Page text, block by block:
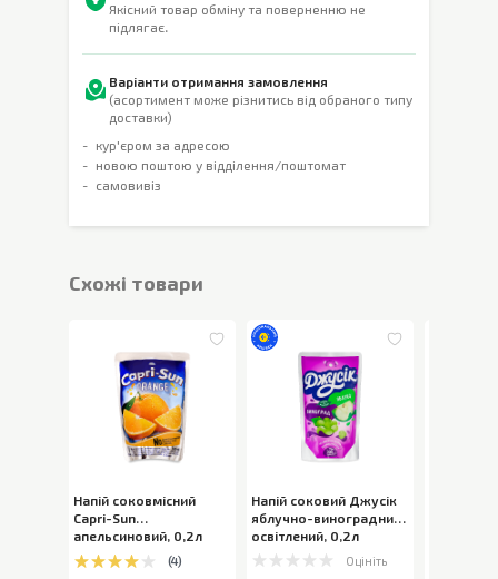
Якісний товар обміну та поверненню не
підлягає.
Варіанти отримання замовлення
(асортимент може різнитись від обраного типу
доставки)
кур'єром за адресою
новою поштою у відділення/поштомат
самовивіз
Cхожі товари
Напій соковмісний
Capri-Sun
апельсиновий, 0,2л
(4)
Напій соковий Джусік
яблучно-виноградний
освітлений, 0,2л
Оцініть